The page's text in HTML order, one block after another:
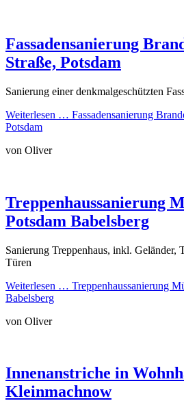
Fassadensanierung
Straße, Potsdam
Sanierung einer denkmalgeschützten
Weiterlesen … Fassadensanierung
Potsdam
von Oliver
Treppenhaussanierung
Potsdam Babelsberg
Sanierung Treppenhaus, inkl. Geländer,
Türen
Weiterlesen … Treppenhaussanierung
Babelsberg
von Oliver
Innenanstriche in
Kleinmachnow